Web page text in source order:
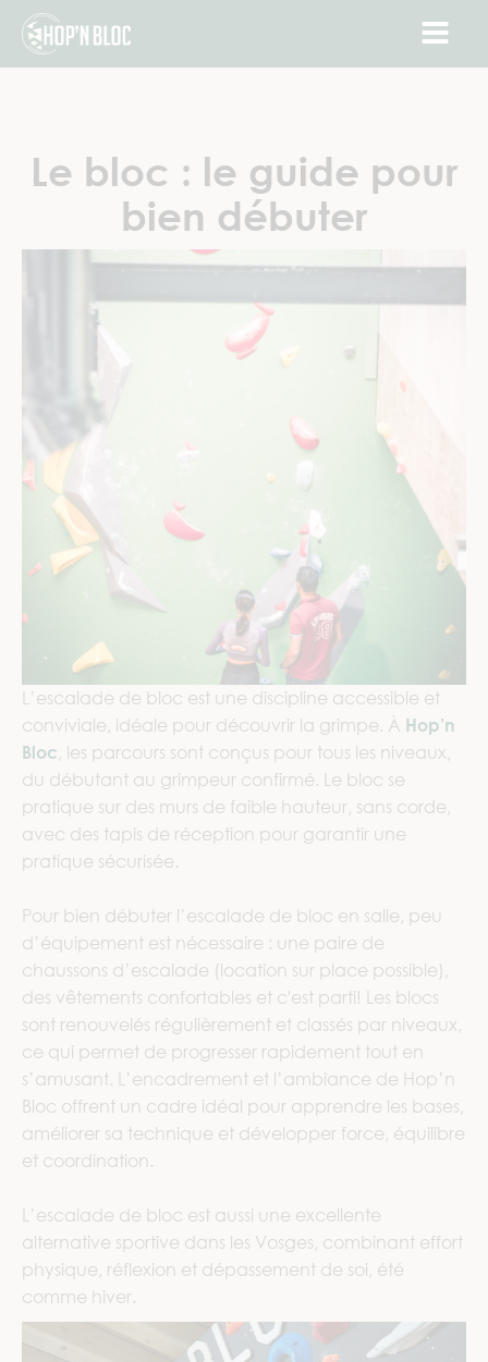
Le bloc : le guide pour
bien débuter
L’escalade de bloc est une discipline accessible et
conviviale, idéale pour découvrir la grimpe. À Hop’n
Bloc, les parcours sont conçus pour tous les niveaux,
du débutant au grimpeur confirmé. Le bloc se
pratique sur des murs de faible hauteur, sans corde,
avec des tapis de réception pour garantir une
pratique sécurisée.
Pour bien débuter l’escalade de bloc en salle, peu
d’équipement est nécessaire : une paire de
chaussons d’escalade (location sur place possible),
des vêtements confortables et c'est parti! Les blocs
sont renouvelés régulièrement et classés par niveaux,
ce qui permet de progresser rapidement tout en
s’amusant. L’encadrement et l’ambiance de Hop’n
Bloc offrent un cadre idéal pour apprendre les bases,
améliorer sa technique et développer force, équilibre
et coordination.
L’escalade de bloc est aussi une excellente
alternative sportive dans les Vosges, combinant effort
physique, réflexion et dépassement de soi, été
comme hiver.